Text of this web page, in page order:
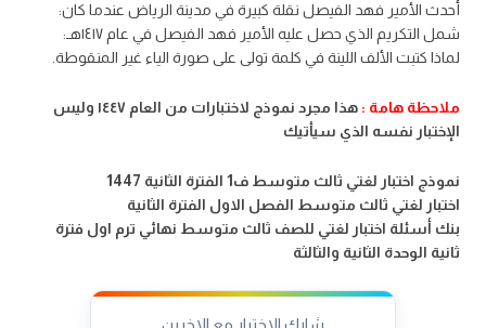
أحدث الأمير فهد الفيصل نقلة كبيرة في مدينة الرياض عندما كان:
شمل التكريم الذي حصل عليه الأمير فهد الفيصل في عام ١٤١٧هـ:
لماذا كتبت الألف اللينة في كلمة تولى على صورة الياء غير المنقوطة.
ملاحظة هامة :
هذا مجرد نموذج لاختبارات من العام ١٤٤٧ وليس
الإختبار نفسه الذي سيأتيك
نموذج اختبار لغتي ثالث متوسط ف1 الفترة الثانية 1447
اختبار لغتي ثالث متوسط الفصل الاول الفترة الثانية
بنك أسئلة اختبار لغتي للصف ثالث متوسط نهائي ترم اول فترة
ثانية الوحدة الثانية والثالثة
شارك الاختبار مع الاخرين